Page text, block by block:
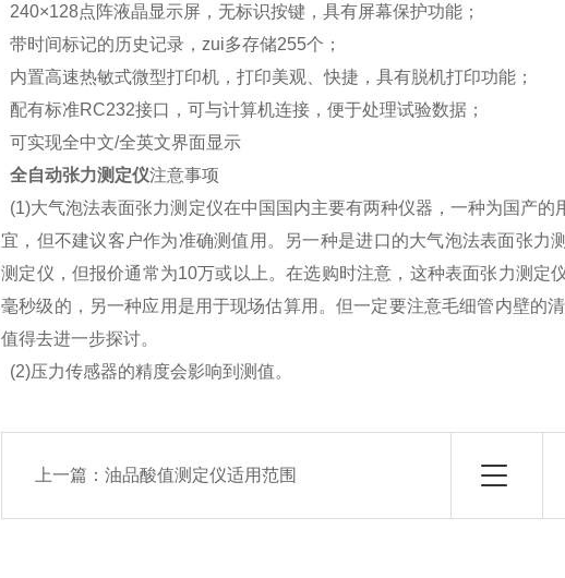
240×128点阵液晶显示屏，无标识按键，具有屏幕保护功能；
带时间标记的历史记录，zui多存储255个；
内置高速热敏式微型打印机，打印美观、快捷，具有脱机打印功能；
配有标准RC232接口，可与计算机连接，便于处理试验数据；
可实现全中文/全英文界面显示
全自动张力测定仪注意事项
(1)大气泡法表面张力测定仪在中国国内主要有两种仪器，一种为国产
宜，但不建议客户作为准确测值用。另一种是进口的大气泡法表面张力
测定仪，但报价通常为10万或以上。在选购时注意，这种表面张力测定
毫秒级的，另一种应用是用于现场估算用。但一定要注意毛细管内壁的
值得去进一步探讨。
(2)压力传感器的精度会影响到测值。
上一篇：油品酸值测定仪适用范围